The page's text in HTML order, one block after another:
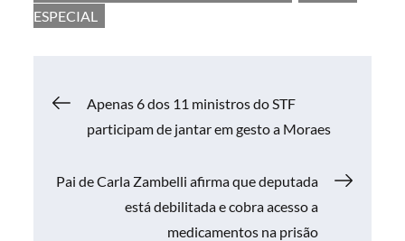
ESPECIAL
Navegação
Post
Apenas 6 dos 11 ministros do STF
participam de jantar em gesto a Moraes
Pai de Carla Zambelli afirma que deputada
está debilitada e cobra acesso a
medicamentos na prisão